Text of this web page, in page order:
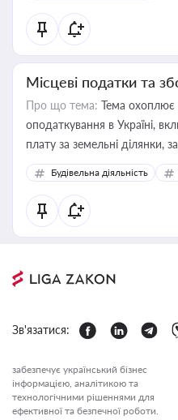
Місцеві податки та
Про що тема: Тема охоплює
оподаткування в Україні,
Будівельна діяльність
Зв'язатися:
забезпечує український бізнес
інформацією, аналітикою та
технологічними рішеннями для
ефективної та безпечної роботи.